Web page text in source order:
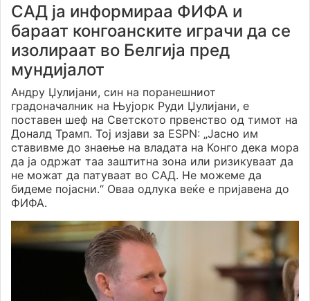
САД ја информираа ФИФА и
бараат конгоанските играчи да се
изолираат во Белгија пред
мундијалот
Андру Џулијани, син на поранешниот
градоначалник на Њујорк Руди Џулијани, е
поставен шеф на Светското првенство од тимот на
Доналд Трамп. Тој изјави за ESPN: „Јасно им
ставивме до знаење на владата на Конго дека мора
да ја одржат таа заштитна зона или ризикуваат да
не можат да патуваат во САД. Не можеме да
бидеме појасни.“ Оваа одлука веќе е пријавена до
ФИФА.